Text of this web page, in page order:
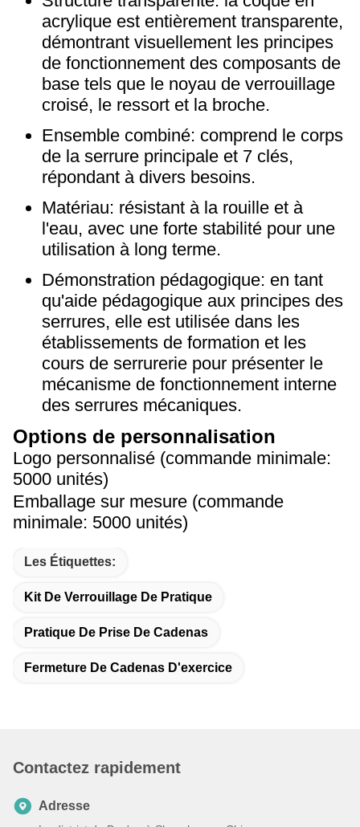
acrylique est entièrement transparente,
démontrant visuellement les principes
de fonctionnement des composants de
base tels que le noyau de verrouillage
croisé, le ressort et la broche.
Ensemble combiné: comprend le corps
de la serrure principale et 7 clés,
répondant à divers besoins.
Matériau: résistant à la rouille et à
l'eau, avec une forte stabilité pour une
utilisation à long terme.
Démonstration pédagogique: en tant
qu'aide pédagogique aux principes des
serrures, elle est utilisée dans les
établissements de formation et les
cours de serrurerie pour présenter le
mécanisme de fonctionnement interne
des serrures mécaniques.
Options de personnalisation
Logo personnalisé (commande minimale:
5000 unités)
Emballage sur mesure (commande
minimale: 5000 unités)
Les Étiquettes:
Kit De Verrouillage De Pratique
Pratique De Prise De Cadenas
Fermeture De Cadenas D'exercice
Contactez rapidement
Adresse